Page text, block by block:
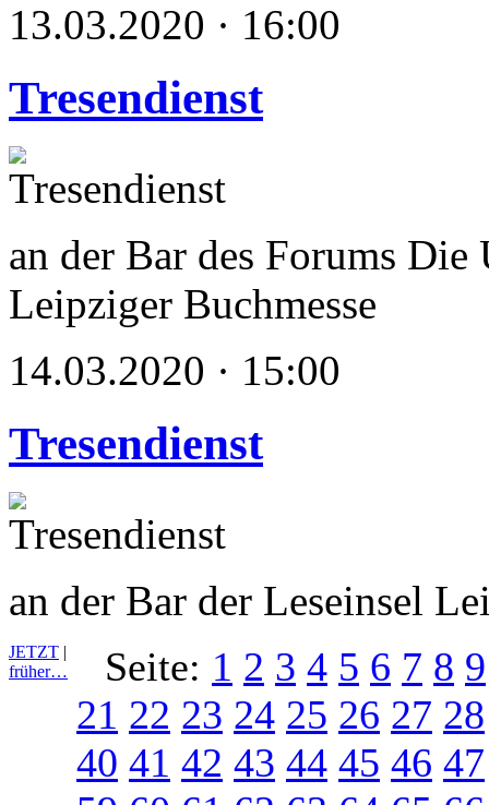
13.03.2020 · 16:00
Tresendienst
an der Bar des Forums
Leipziger Buchmesse
14.03.2020 · 15:00
Tresendienst
an der Bar der Leseinsel
JETZT |
früher…
Seite: 1 2 3 4 5 6 7 8 9
21 22 23 24 25 26 27 28
40 41 42 43 44 45 46 47